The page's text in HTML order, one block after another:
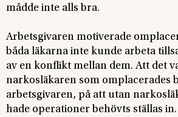
mådde inte alls bra.
Arbetsgivaren motiverade
båda läkarna inte kunde arbeta
av en konflikt mellan dem. Att det
narkosläkaren som omplacerades
arbetsgivaren, på att utan
hade operationer behövts ställas in.